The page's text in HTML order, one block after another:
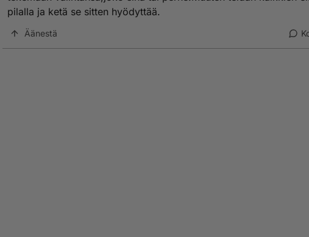
pilalla ja ketä se sitten hyödyttää.
Äänestä